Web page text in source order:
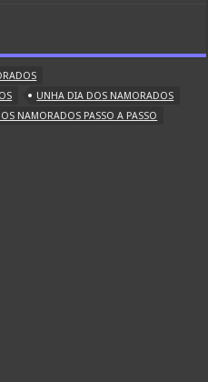
UNHA DIA DOS NAMORADOS
NAMORADOS PASSO A PASSO